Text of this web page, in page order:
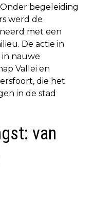
begeleiding
werd de
met een
De actie in
nauwe
Vallei en
die het
in de stad
van